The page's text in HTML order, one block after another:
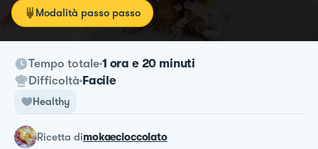
Modalità passo passo
Tempo totale 1 ora e 20 minuti
Difficoltà Facile
Healthy
ricetta dimokaecioccolato